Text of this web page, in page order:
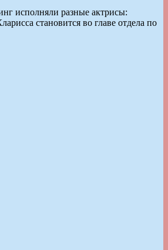
исполняли разные актрисы:
становится во главе отдела по